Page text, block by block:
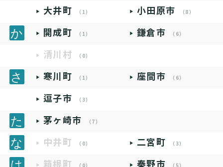
大井町 （1） 小田原市 （8）
開成町 （1） 鎌倉市 （6）
清川村 （0）
寒川町 （1） 座間市 （6）
逗子市 （3）
茅ヶ崎市 （7）
中井町 （0） 二宮町 （3）
箱根町 （0） 秦野市 （5）